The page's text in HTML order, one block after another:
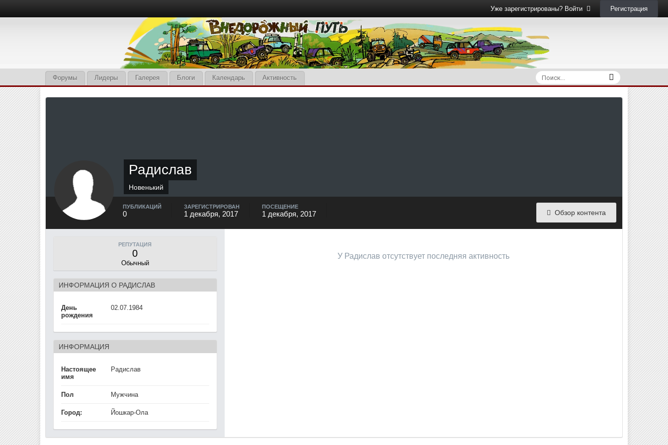
Уже зарегистрированы? Войти Регистрация
Форумы Лидеры Галерея Блоги Календарь Активность
Радислав
Новенький
Обзор контента
ПУБЛИКАЦИЙ
0
ЗАРЕГИСТРИРОВАН
1 декабря, 2017
ПОСЕЩЕНИЕ
1 декабря, 2017
РЕПУТАЦИЯ
0
Обычный
ИНФОРМАЦИЯ О РАДИСЛАВ
День
рождения
02.07.1984
ИНФОРМАЦИЯ
Настоящее
имя
Радислав
Пол Мужчина
Город: Йошкар-Ола
У Радислав отсутствует последняя активность